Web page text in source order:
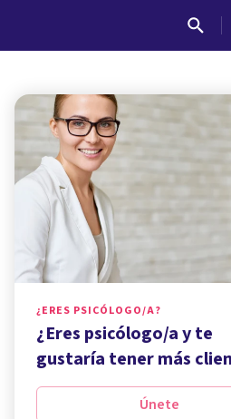
¿ERES PSICÓLOGO/A?
¿Eres psicólogo/a y te
gustaría tener más
Únete